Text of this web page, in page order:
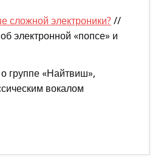
сложной электроники? //
электронной «попсе» и
группе «Найтвиш»,
вокалом